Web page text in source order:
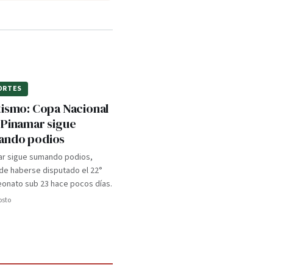
Copa Nacional
Pinamar sigue
podios
sigue sumando podios,
haberse disputado el 22°
sub 23 hace pocos días.